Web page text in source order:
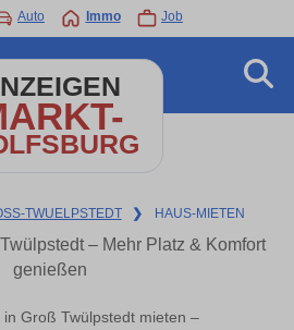
Auto Immo Job
TWUELPSTEDT ❯ HAUS-MIETEN
– Mehr Platz & Komfort
genießen
Groß Twülpstedt mieten –